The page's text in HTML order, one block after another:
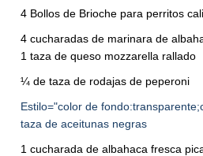
4 Bollos de Brioche para perritos
4 cucharadas de marinara de
1 taza de queso mozzarella rallado
¼ de taza de rodajas de peperoni
Estilo="color de
taza de aceitunas negras
1 cucharada de albahaca fresca